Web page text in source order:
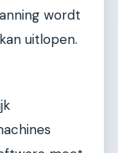
wordt
uitlopen.